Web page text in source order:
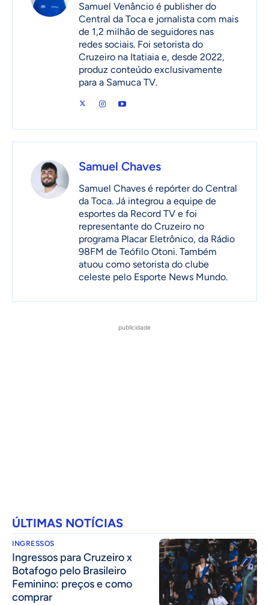
Samuel Venâncio é publisher do
Central da Toca e jornalista com mais
de 1,2 milhão de seguidores nas
redes sociais. Foi setorista do
Cruzeiro na Itatiaia e, desde 2022,
produz conteúdo exclusivamente
para a Samuca TV.
Samuel Chaves
Samuel Chaves é repórter do Central
da Toca. Já integrou a equipe de
esportes da Record TV e foi
representante do Cruzeiro no
programa Placar Eletrônico, da Rádio
98FM de Teófilo Otoni. Também
atuou como setorista do clube
celeste pelo Esporte News Mundo.
publicidade
ÚLTIMAS NOTÍCIAS
INGRESSOS
Ingressos para Cruzeiro x
Botafogo pelo Brasileiro
Feminino: preços e como
comprar